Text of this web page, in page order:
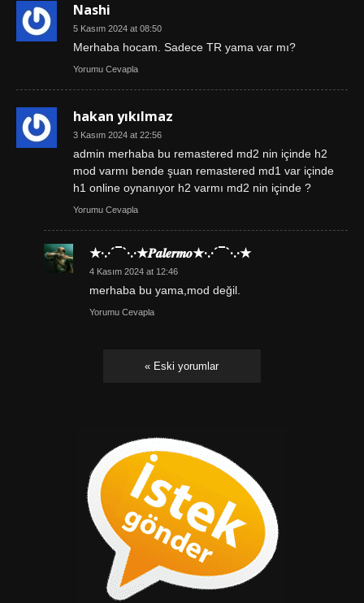
Nashi
5 Kasım 2024 at 08:50
Merhaba hocam. Sadece TR yama var mı?
Yorumu Cevapla
hakan yıkılmaz
3 Kasım 2024 at 22:56
admin merhaba bu remastered md2 nin içinde h2
mod varmı bende şuan remastered md1 var içinde
h1 online oynanıyor h2 varmı md2 nin içinde ?
Yorumu Cevapla
★·.·´¯`·.·★𝑷𝒂𝒍𝒆𝒓𝒎𝒐★·.·´¯`·.·★
4 Kasım 2024 at 12:46
merhaba bu yama,mod değil.
Yorumu Cevapla
« Eski yorumlar